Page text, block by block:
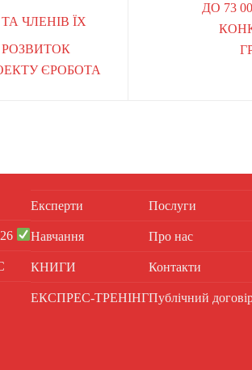
ЧЛЕНІВ ЇХ
ЄРОБОТА
ДО 73
Експерти
Навчання
КНИГИ
ЕКСПРЕС-ТРЕНІНГ
Послуги
Про нас
Контакти
Публічний